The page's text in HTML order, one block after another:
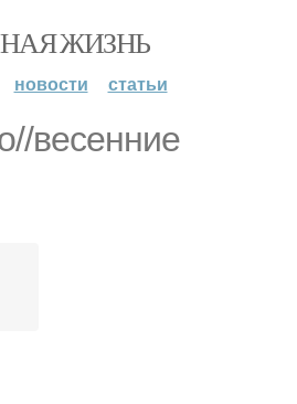
ЖИЗНЬ
новости статьи
весенние